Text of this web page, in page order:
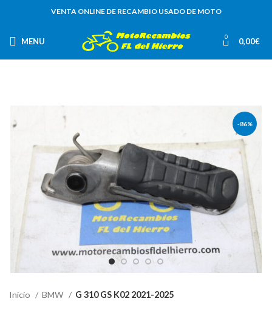
VENTA ONLINE DE RECAMBIO USADO DE MOTO
MENU 0 0,00€
-86%
Inicio BMW G 310 GS K02 2021-2025